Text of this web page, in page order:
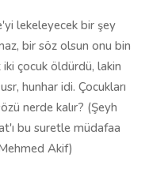
lekeleyecek bir şey
bir söz olsun onu bin
çocuk öldürdü, lakin
hunhar idi. Çocukları
nerde kalır? (Şeyh
bu suretle müdafaa
Akif)